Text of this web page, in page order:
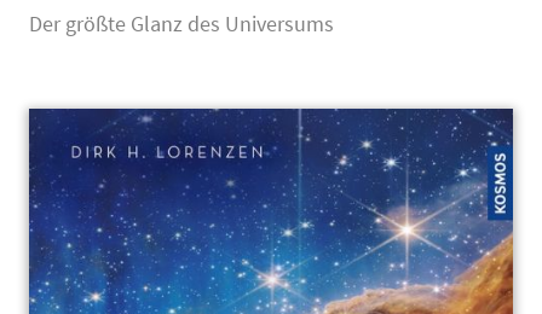
Der größte Glanz des Universums
Main image
Click to view image in fullscreen